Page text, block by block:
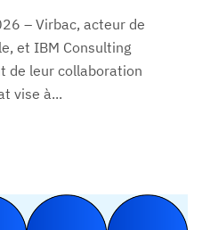
– Virbac, acteur de
et IBM Consulting
de leur collaboration
vise à...